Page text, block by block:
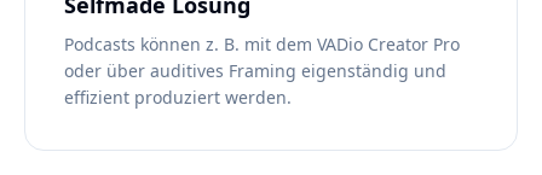
Podcasts können z. B. mit dem VADio Creator Pro
oder über auditives Framing eigenständig und
effizient produziert werden.